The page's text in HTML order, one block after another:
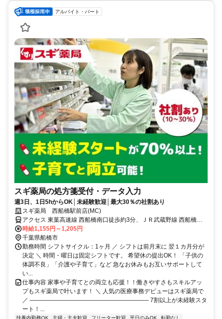
アルバイト・パート
スギ薬局の処方箋受付・データ入力
週3日、1日5hからOK│未経験歓迎│最大30％の社割あり
スギ薬局 西船橋駅前店(MC)
アクセス 東葉高速線 西船橋南口徒歩約3分、ＪＲ武蔵野線 西船橋南
口徒歩約3分、東京メトロ東西線/ＪＲ中央本線 西船橋南口徒歩約3分
時給1,155円～1,205円
千葉県船橋市
勤務時間 シフトサイクル：1ヶ月 ／ シフトは前月末に 翌１カ月分が
決定 ＼ 時間・曜日は固定シフトです。 希望休の提出OK！ 「子供の
体調不良」「介護や子育て」など 急なお休みもお互いサポートして
い...
仕事内容 家事や子育てとの両立も応援！！働きやすさもスキルアッ
プもスギ薬局で叶います！ ＼ 人気の医療事務デビューはスギ薬局で
／ ―――――――――――――――――――― 7割以上が未経験スタ
ート！...
扶養内勤務OK 主婦・主夫歓迎 フリーター歓迎 平日のみOK 転勤なし